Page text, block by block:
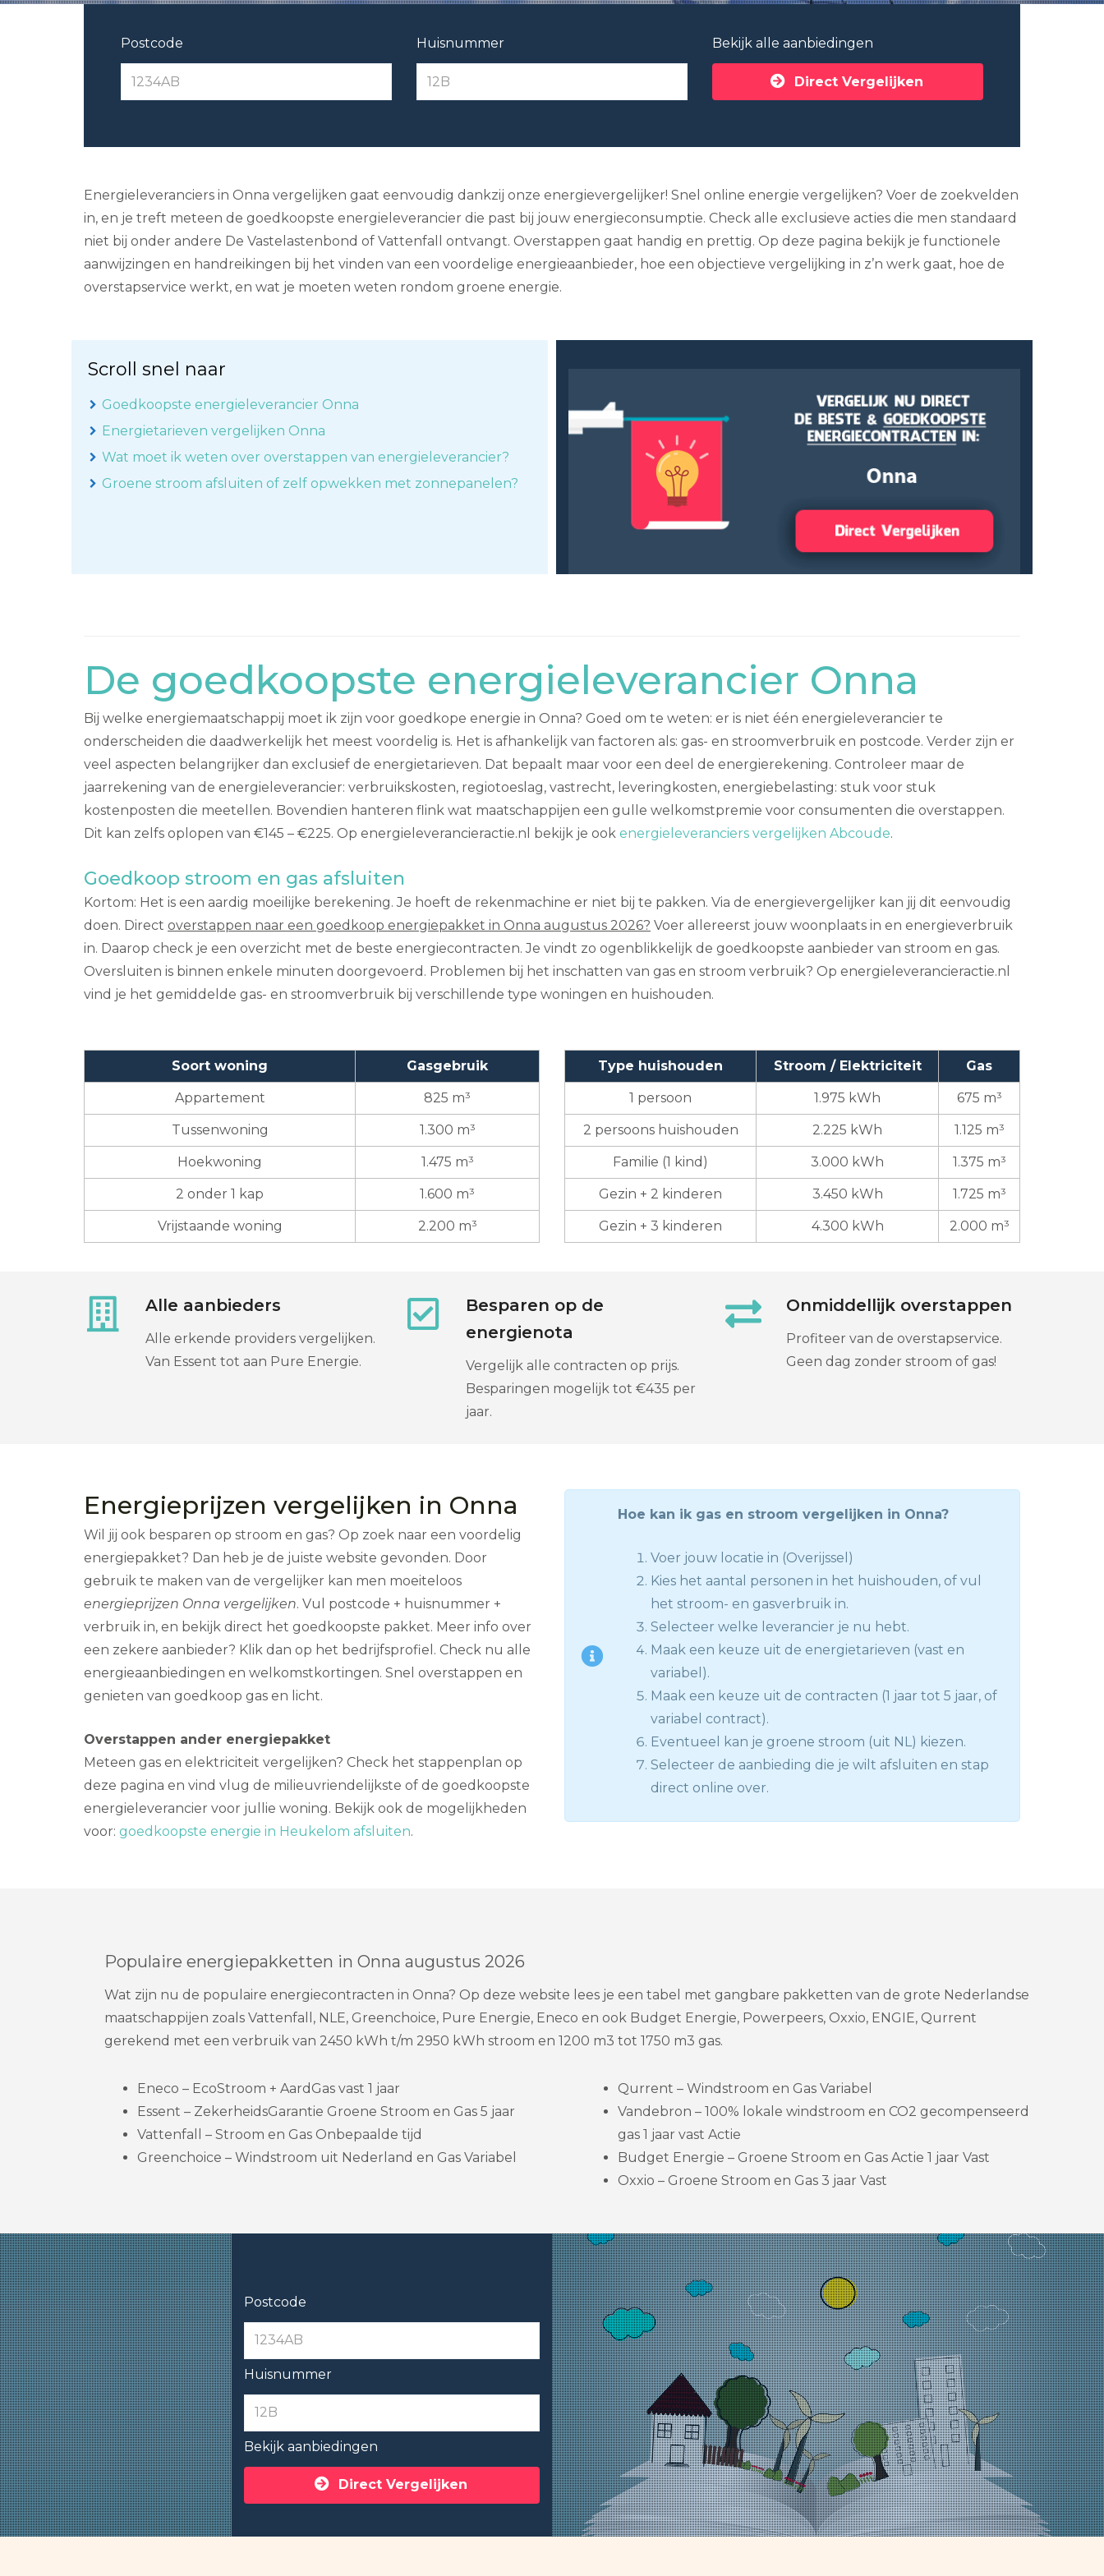
Postcode Huisnummer Bekijk alle aanbiedingen
Direct Vergelijken
Energieleveranciers in Onna vergelijken gaat eenvoudig dankzij onze energievergelijker! Snel online energie vergelijken? Voer de zoekvelden
in, en je treft meteen de goedkoopste energieleverancier die past bij jouw energieconsumptie. Check alle exclusieve acties die men standaard
niet bij onder andere De Vastelastenbond of Vattenfall ontvangt. Overstappen gaat handig en prettig. Op deze pagina bekijk je functionele
aanwijzingen en handreikingen bij het vinden van een voordelige energieaanbieder, hoe een objectieve vergelijking in z’n werk gaat, hoe de
overstapservice werkt, en wat je moeten weten rondom groene energie.
Scroll snel naar
Goedkoopste energieleverancier Onna
Energietarieven vergelijken Onna
Wat moet ik weten over overstappen van energieleverancier?
Groene stroom afsluiten of zelf opwekken met zonnepanelen?
De goedkoopste energieleverancier Onna
Bij welke energiemaatschappij moet ik zijn voor goedkope energie in Onna? Goed om te weten: er is niet één energieleverancier te
onderscheiden die daadwerkelijk het meest voordelig is. Het is afhankelijk van factoren als: gas- en stroomverbruik en postcode. Verder zijn er
veel aspecten belangrijker dan exclusief de energietarieven. Dat bepaalt maar voor een deel de energierekening. Controleer maar de
jaarrekening van de energieleverancier: verbruikskosten, regiotoeslag, vastrecht, leveringkosten, energiebelasting: stuk voor stuk
kostenposten die meetellen. Bovendien hanteren flink wat maatschappijen een gulle welkomstpremie voor consumenten die overstappen.
Dit kan zelfs oplopen van €145 – €225. Op energieleverancieractie.nl bekijk je ook energieleveranciers vergelijken Abcoude.
Goedkoop stroom en gas afsluiten
Kortom: Het is een aardig moeilijke berekening. Je hoeft de rekenmachine er niet bij te pakken. Via de energievergelijker kan jij dit eenvoudig
doen. Direct overstappen naar een goedkoop energiepakket in Onna augustus 2026? Voer allereerst jouw woonplaats in en energieverbruik
in. Daarop check je een overzicht met de beste energiecontracten. Je vindt zo ogenblikkelijk de goedkoopste aanbieder van stroom en gas.
Oversluiten is binnen enkele minuten doorgevoerd. Problemen bij het inschatten van gas en stroom verbruik? Op energieleverancieractie.nl
vind je het gemiddelde gas- en stroomverbruik bij verschillende type woningen en huishouden.
Soort woning Gasgebruik
Appartement 825 m³
Tussenwoning 1.300 m³
Hoekwoning 1.475 m³
2 onder 1 kap 1.600 m³
Vrijstaande woning 2.200 m³
Type huishouden Stroom / Elektriciteit Gas
1 persoon 1.975 kWh 675 m³
2 persoons huishouden 2.225 kWh 1.125 m³
Familie (1 kind) 3.000 kWh 1.375 m³
Gezin + 2 kinderen 3.450 kWh 1.725 m³
Gezin + 3 kinderen 4.300 kWh 2.000 m³
Alle aanbieders
Alle erkende providers vergelijken.
Van Essent tot aan Pure Energie.
Besparen op de
energienota
Vergelijk alle contracten op prijs.
Besparingen mogelijk tot €435 per
jaar.
Onmiddellijk overstappen
Profiteer van de overstapservice.
Geen dag zonder stroom of gas!
Energieprijzen vergelijken in Onna
Wil jij ook besparen op stroom en gas? Op zoek naar een voordelig
energiepakket? Dan heb je de juiste website gevonden. Door
gebruik te maken van de vergelijker kan men moeiteloos
energieprijzen Onna vergelijken. Vul postcode + huisnummer +
verbruik in, en bekijk direct het goedkoopste pakket. Meer info over
een zekere aanbieder? Klik dan op het bedrijfsprofiel. Check nu alle
energieaanbiedingen en welkomstkortingen. Snel overstappen en
genieten van goedkoop gas en licht.
Overstappen ander energiepakket
Meteen gas en elektriciteit vergelijken? Check het stappenplan op
deze pagina en vind vlug de milieuvriendelijkste of de goedkoopste
energieleverancier voor jullie woning. Bekijk ook de mogelijkheden
voor: goedkoopste energie in Heukelom afsluiten.
Hoe kan ik gas en stroom vergelijken in Onna?
Voer jouw locatie in (Overijssel)
Kies het aantal personen in het huishouden, of vul
het stroom- en gasverbruik in.
Selecteer welke leverancier je nu hebt.
Maak een keuze uit de energietarieven (vast en
variabel).
Maak een keuze uit de contracten (1 jaar tot 5 jaar, of
variabel contract).
Eventueel kan je groene stroom (uit NL) kiezen.
Selecteer de aanbieding die je wilt afsluiten en stap
direct online over.
Populaire energiepakketten in Onna augustus 2026
Wat zijn nu de populaire energiecontracten in Onna? Op deze website lees je een tabel met gangbare pakketten van de grote Nederlandse
maatschappijen zoals Vattenfall, NLE, Greenchoice, Pure Energie, Eneco en ook Budget Energie, Powerpeers, Oxxio, ENGIE, Qurrent
gerekend met een verbruik van 2450 kWh t/m 2950 kWh stroom en 1200 m3 tot 1750 m3 gas.
Eneco – EcoStroom + AardGas vast 1 jaar
Essent – ZekerheidsGarantie Groene Stroom en Gas 5 jaar
Vattenfall – Stroom en Gas Onbepaalde tijd
Greenchoice – Windstroom uit Nederland en Gas Variabel
Qurrent – Windstroom en Gas Variabel
Vandebron – 100% lokale windstroom en CO2 gecompenseerd
gas 1 jaar vast Actie
Budget Energie – Groene Stroom en Gas Actie 1 jaar Vast
Oxxio – Groene Stroom en Gas 3 jaar Vast
Postcode
Huisnummer
Bekijk aanbiedingen
Direct Vergelijken